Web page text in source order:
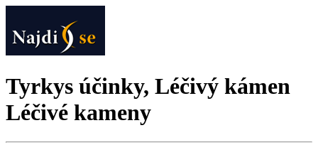
Tyrkys účinky, Léčivý kámen
Léčivé kameny